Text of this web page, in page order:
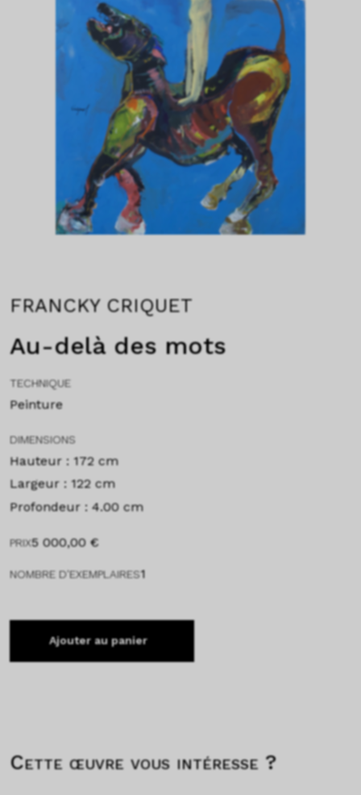
FRANCKY CRIQUET
Au-delà des mots
TECHNIQUE
Peinture
DIMENSIONS
Hauteur : 172 cm
Largeur : 122 cm
Profondeur : 4.00 cm
PRIX5 000,00 €
NOMBRE D'EXEMPLAIRES1
Ajouter au panier
Cette œuvre vous intéresse ?